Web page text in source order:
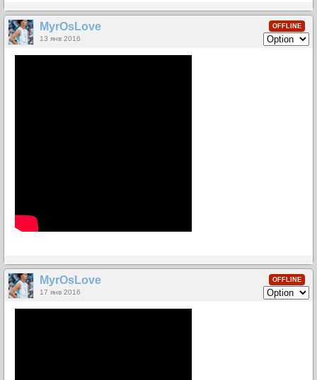
OFFLINE
MyrOsLove
13 янв 2016
OFFLINE
MyrOsLove
17 янв 2016